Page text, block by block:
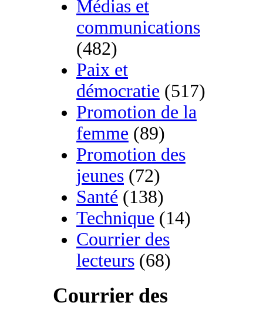
Médias et
communications
(482)
Paix et
démocratie (517)
Promotion de la
femme (89)
Promotion des
jeunes (72)
Santé (138)
Technique (14)
Courrier des
lecteurs (68)
Courrier des